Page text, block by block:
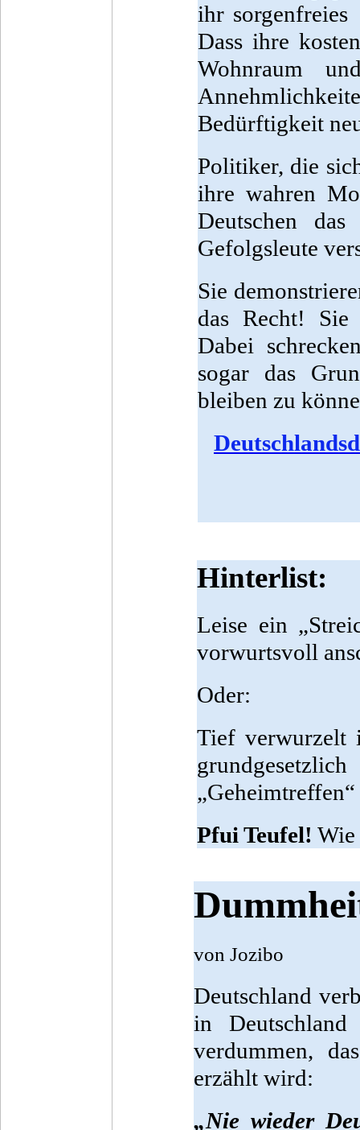
ihr
Dass ihre
Wohnraum
Bedürftigkeit
Politiker, die
ihre wahren
Deutschen
Gefolgsleute
Sie
das Recht!
Dabei
sogar das
bleiben zu
Hinterlist:
Leise ein
vorwurtsvoll
Oder:
Tief verwurzelt
Pfui Teufel! Wie
von Jozibo
Deutschland
in
verdummen,
erzählt wird:
„Nie wieder